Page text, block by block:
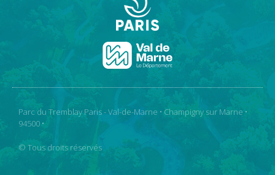
Parc du Tremblay Paris - Val-de-Marne • Champigny sur Marne •
94500 •
© Tous droits réservés